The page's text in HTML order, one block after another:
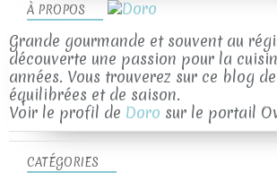
À PROPOS
Grande gourmande et souvent au
découverte une passion pour la
années. Vous trouverez sur ce blog
équilibrées et de saison.
Voir le profil de Doro sur le portail
CATÉGORIES